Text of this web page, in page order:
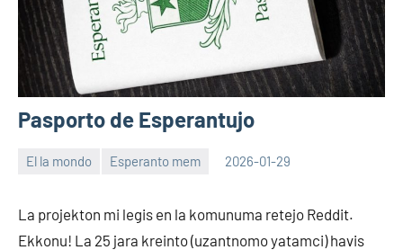
Pasporto de Esperantujo
El la mondo Esperanto mem 2026-01-29
La projekton mi legis en la komunuma retejo Reddit.
Ekkonu! La 25 jara kreinto (uzantnomo yatamci) havis